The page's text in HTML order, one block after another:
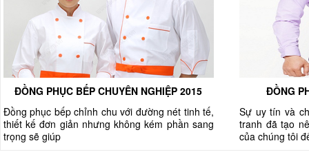
ĐỒNG PHỤC BẾP CHUYÊN NGHIỆP 2015
Đồng phục bếp chỉnh chu với đường nét tinh tế,
thiết kế đơn giản nhưng không kém phần sang
trọng sẽ giúp
ĐỒNG
Sự uy tín và
tranh đã tạo
của chúng tôi